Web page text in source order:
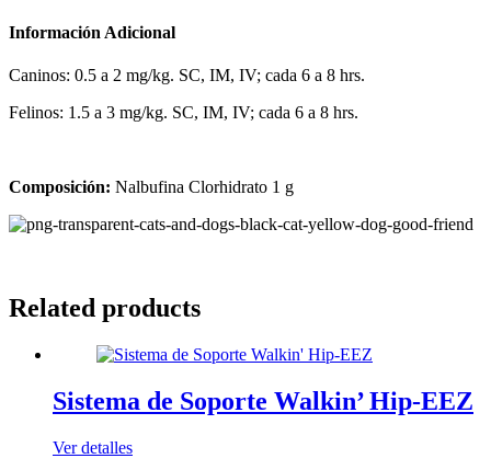
Información Adicional
Caninos: 0.5 a 2 mg/kg. SC, IM, IV; cada 6 a 8 hrs.
Felinos: 1.5 a 3 mg/kg. SC, IM, IV; cada 6 a 8 hrs.
Composición: Nalbufina Clorhidrato 1 g
Related products
Sistema de Soporte Walkin’ Hip-EEZ
Ver detalles